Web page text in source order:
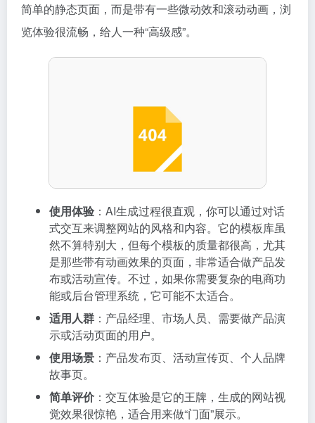
简单的静态页面，而是带有一些微动效和滚动动画，浏
览体验很流畅，给人一种“高级感”。
使用体验 ：AI生成过程很直观，你可以通过对话
式交互来调整网站的风格和内容。它的模板库虽
然不算特别大，但每个模板的质量都很高，尤其
是那些带有动画效果的页面，非常适合做产品发
布或活动宣传。不过，如果你需要复杂的电商功
能或后台管理系统，它可能不太适合。
适用人群 ：产品经理、市场人员、需要做产品演
示或活动页面的用户。
使用场景 ：产品发布页、活动宣传页、个人品牌
故事页。
简单评价：交互体验是它的王牌，生成的网站视
觉效果很惊艳，适合用来做“门面”展示。